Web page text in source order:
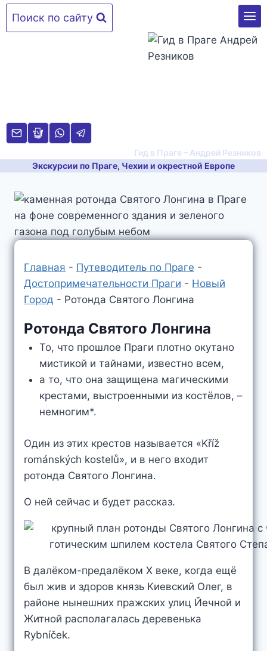
Перейти
Поиск по сайту
Гид в Праге – Андрей Резников
Экскурсии по Праге, Чехии и окрестной Европе
Главная - Путеводитель по Праге -
Достопримечательности Праги - Новый
Город - Ротонда Святого Лонгина
Ротонда Святого Лонгина
То, что прошлое Праги плотно окутано
мистикой и тайнами, известно всем,
а то, что она защищена магическими
крестами, выстроенными из костёлов, –
немногим*.
Один из этих крестов называется «Kříž
románských kostelů», и в него входит
ротонда Святого Лонгина.
О ней сейчас и будет рассказ.
В далёком-предалёком X веке, когда ещё
был жив и здоров князь Киевский Олег, в
районе нынешних пражских улиц Йечной и
Житной располагалась деревенька
Rybníček.